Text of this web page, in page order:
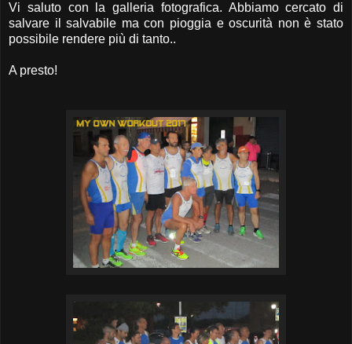
Vi saluto con la galleria fotografica. Abbiamo cercato di
salvare il salvabile ma con pioggia e oscurità non è stato
possibile rendere più di tanto..
A presto!